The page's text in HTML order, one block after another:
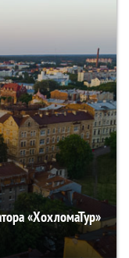
«ХохломаТур»